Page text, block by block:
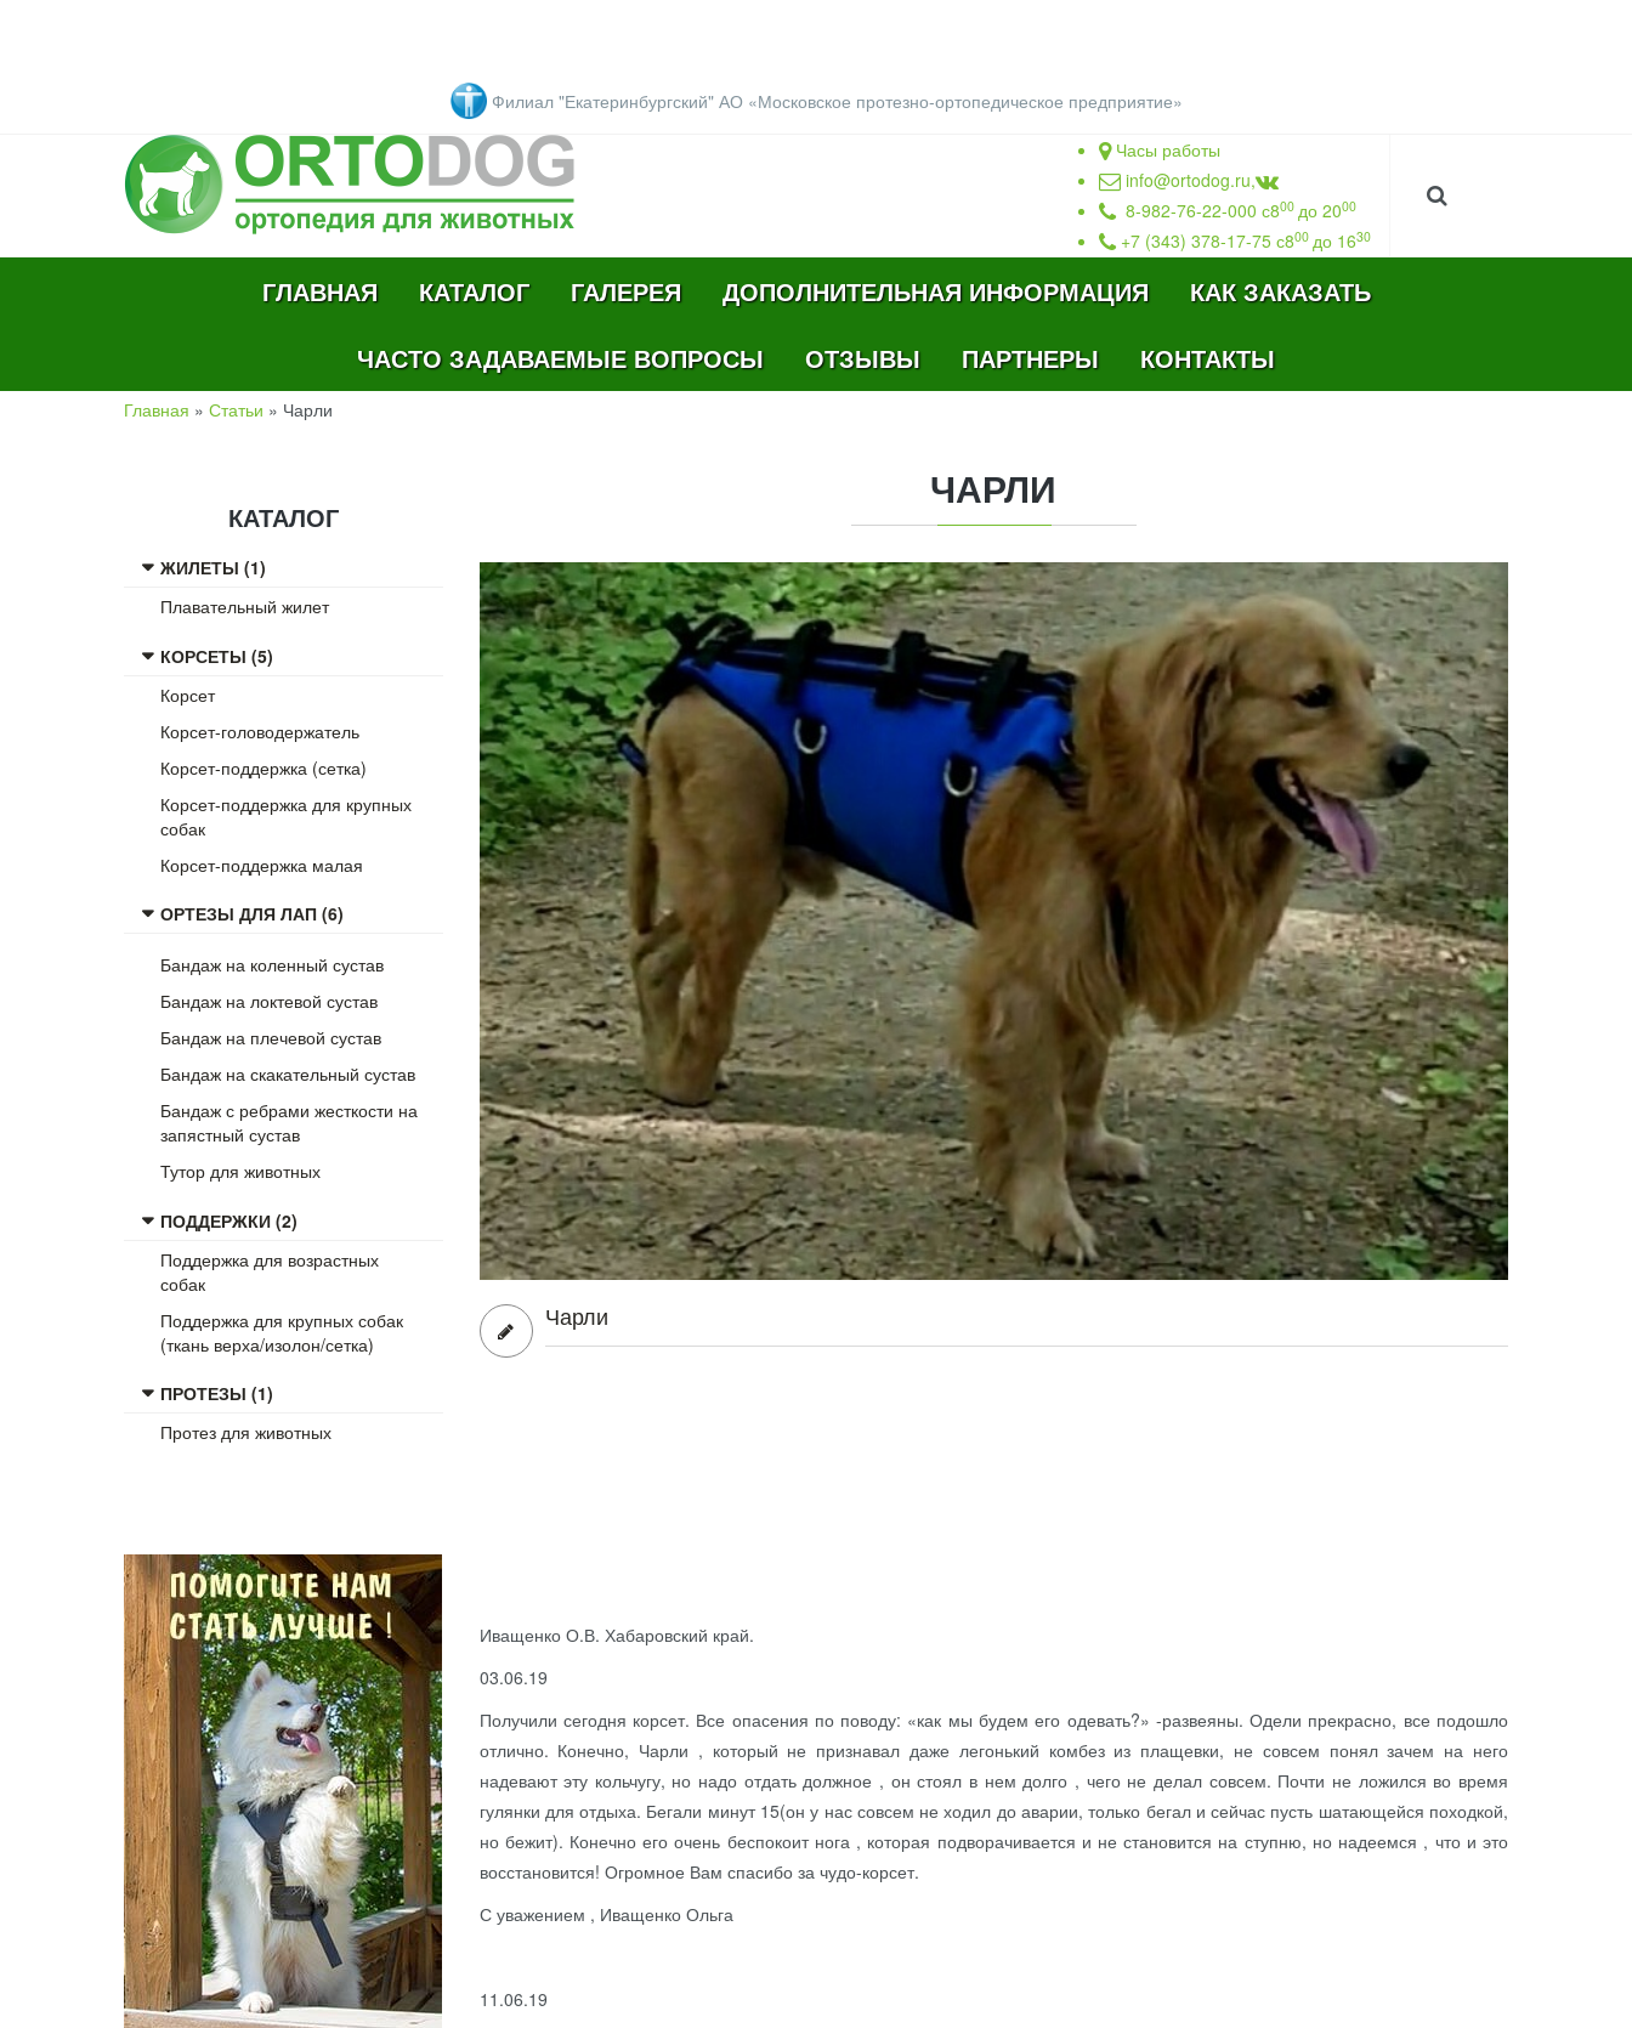
Филиал "Екатеринбургский" АО «Московское протезно-ортопедическое предприятие»
Часы работы
info@ortodog.ru,
8-982-76-22-000 с800 до 2000
+7 (343) 378-17-75 с800 до 1630
ГЛАВНАЯ КАТАЛОГ ГАЛЕРЕЯ ДОПОЛНИТЕЛЬНАЯ ИНФОРМАЦИЯ
КАК ЗАКАЗАТЬ
ЧАСТО ЗАДАВАЕМЫЕ ВОПРОСЫ
ОТЗЫВЫ ПАРТНЕРЫ КОНТАКТЫ
Главная » Статьи » Чарли
КАТАЛОГ
ЖИЛЕТЫ (1)
Плавательный жилет
КОРСЕТЫ (5)
Корсет
Корсет-головодержатель
Корсет-поддержка (сетка)
Корсет-поддержка для крупных
собак
Корсет-поддержка малая
ОРТЕЗЫ ДЛЯ ЛАП (6)
Бандаж на коленный сустав
Бандаж на локтевой сустав
Бандаж на плечевой сустав
Бандаж на скакательный сустав
Бандаж с ребрами жесткости на
запястный сустав
Тутор для животных
ПОДДЕРЖКИ (2)
Поддержка для возрастных
собак
Поддержка для крупных собак
(ткань верха/изолон/сетка)
ПРОТЕЗЫ (1)
Протез для животных
ЧАРЛИ
Чарли
Иващенко О.В. Хабаровский край.
03.06.19
Получили сегодня корсет. Все опасения по поводу: «как мы будем его одевать?» -развеяны. Одели прекрасно, все подошло
отлично. Конечно, Чарли , который не признавал даже легонький комбез из плащевки, не совсем понял зачем на него
надевают эту кольчугу, но надо отдать должное , он стоял в нем долго , чего не делал совсем. Почти не ложился во время
гулянки для отдыха. Бегали минут 15(он у нас совсем не ходил до аварии, только бегал и сейчас пусть шатающейся походкой,
но бежит). Конечно его очень беспокоит нога , которая подворачивается и не становится на ступню, но надеемся , что и это
восстановится! Огромное Вам спасибо за чудо-корсет.
С уважением , Иващенко Ольга
11.06.19